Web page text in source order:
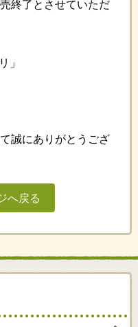
終了とさせていただ
」
誠にありがとうござ
へ戻る